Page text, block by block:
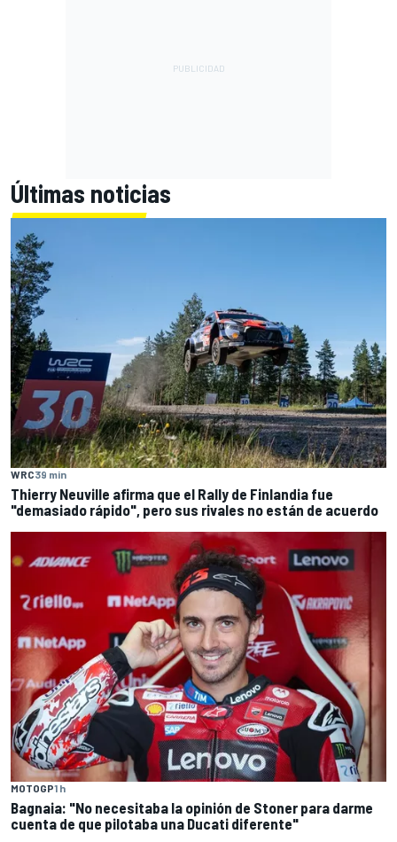
Últimas noticias
WRC39 min
Thierry Neuville afirma que el Rally de Finlandia fue
"demasiado rápido", pero sus rivales no están de acuerdo
MOTOGP1 h
Bagnaia: "No necesitaba la opinión de Stoner para darme
cuenta de que pilotaba una Ducati diferente"